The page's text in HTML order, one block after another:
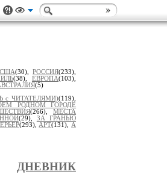
США(30),РОССИЯ(233),
(38),ЕВРОПА(103),
(5)
с ЧИТАТЕЛЯМИ)(119),
РОДНОМ ГОРОДЕ
(266),МЕСТА
(29), ЗА ГРАНЬЮ
(293), АРТ(131), А
ДНЕВНИК